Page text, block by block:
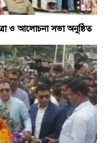
ও আলোচনা সভা অনুষ্ঠিত